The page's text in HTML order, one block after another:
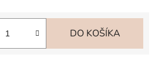
DO KOŠÍKA